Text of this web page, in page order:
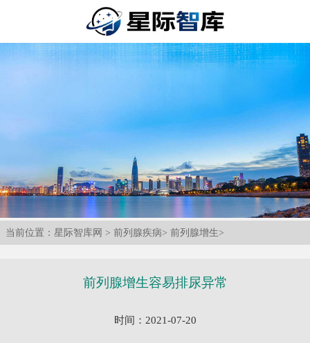
当前位置： 星际智库网 > 前列腺疾病> 前列腺增生>
前列腺增生容易排尿异常
时间：2021-07-20